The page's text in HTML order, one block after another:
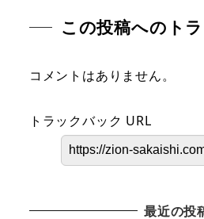
この投稿へのト
コメントはありません。
トラックバック URL
最近の投